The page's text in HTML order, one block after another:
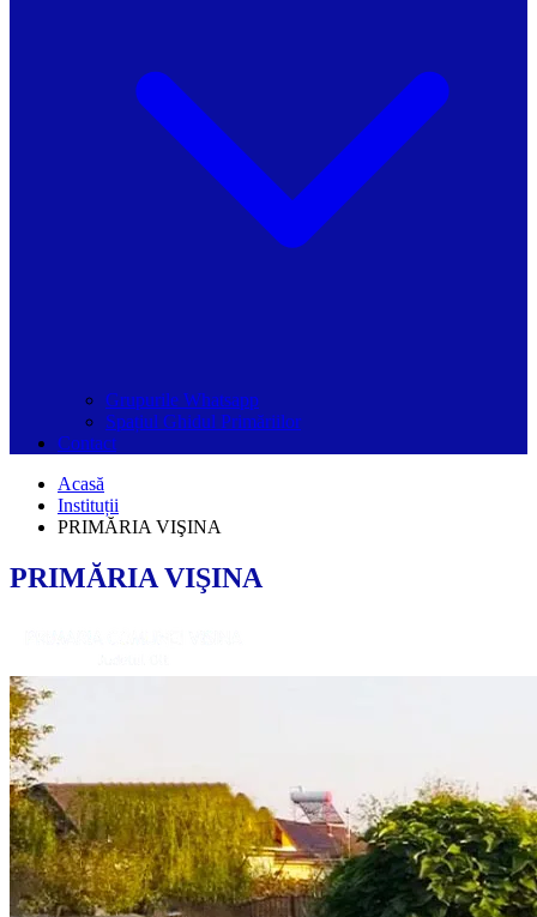
Grupurile Whatsapp
Spațiul Ghidul Primăriilor
Contact
Acasă
Instituții
PRIMĂRIA VIŞINA
PRIMĂRIA VIŞINA